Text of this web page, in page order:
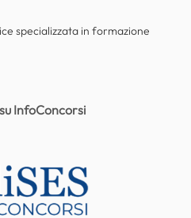
specializzata in formazione
InfoConcorsi